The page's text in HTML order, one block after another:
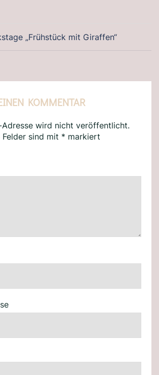
„Frühstück mit Giraffen“
KOMMENTAR
Adresse wird nicht veröffentlicht.
sind mit * markiert